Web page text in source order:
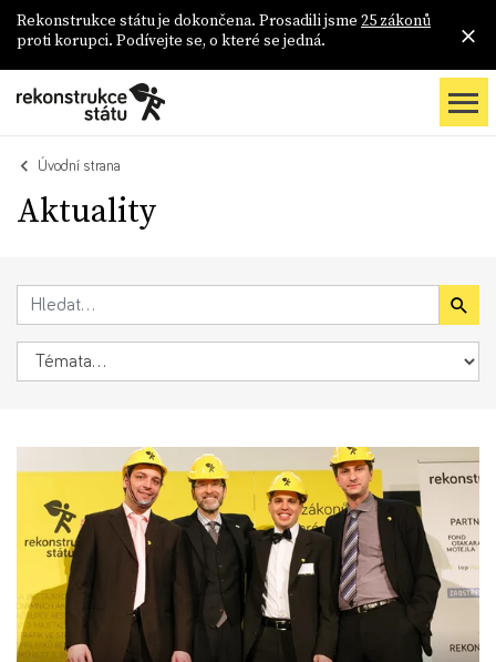
Rekonstrukce státu je dokončena. Prosadili jsme 25 zákonů
proti korupci. Podívejte se, o které se jedná.
Úvodní strana
Aktuality